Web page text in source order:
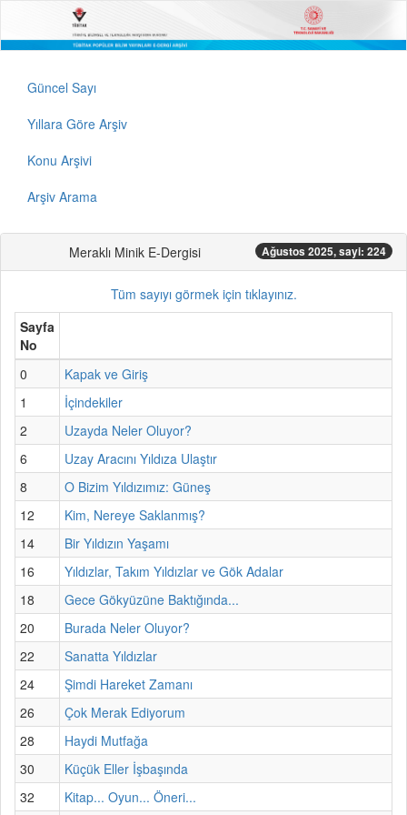
Güncel Sayı
Yıllara Göre Arşiv
Konu Arşivi
Arşiv Arama
Meraklı Minik E-Dergisi Ağustos 2025, sayi: 224
Tüm sayıyı görmek için tıklayınız.
Sayfa
No
0
Kapak ve Giriş
1
İçindekiler
2
Uzayda Neler Oluyor?
6
Uzay Aracını Yıldıza Ulaştır
8
O Bizim Yıldızımız: Güneş
12
Kim, Nereye Saklanmış?
14
Bir Yıldızın Yaşamı
16
Yıldızlar, Takım Yıldızlar ve Gök Adalar
18
Gece Gökyüzüne Baktığında...
20
Burada Neler Oluyor?
22
Sanatta Yıldızlar
24
Şimdi Hareket Zamanı
26
Çok Merak Ediyorum
28
Haydi Mutfağa
30
Küçük Eller İşbaşında
32
Kitap... Oyun... Öneri...